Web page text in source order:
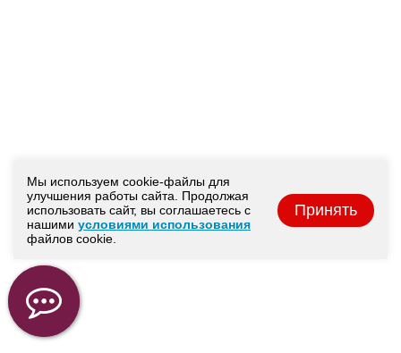
Мы используем cookie-файлы для
улучшения работы сайта. Продолжая
использовать сайт, вы соглашаетесь с
нашими условиями использования
файлов cookie.
Принять